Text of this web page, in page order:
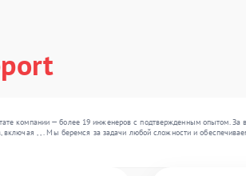
компании — более 19 инженеров с подтвержденным опытом. За
включая , , . Мы беремся за задачи любой сложности и